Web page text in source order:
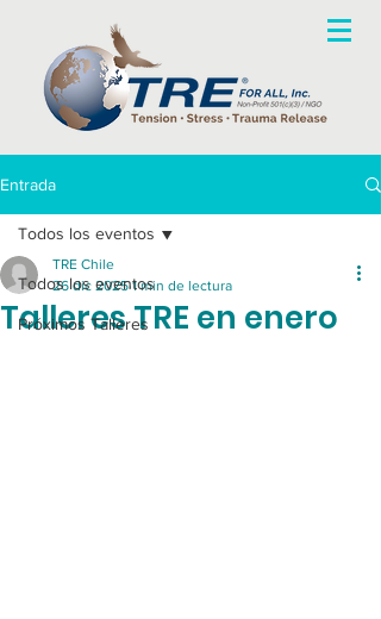
Entrada
Todos los eventos
Próximos Talleres
Todos los eventos
Talleres TRE en enero
TRE Chile
26 dic 2025 1 min de lectura